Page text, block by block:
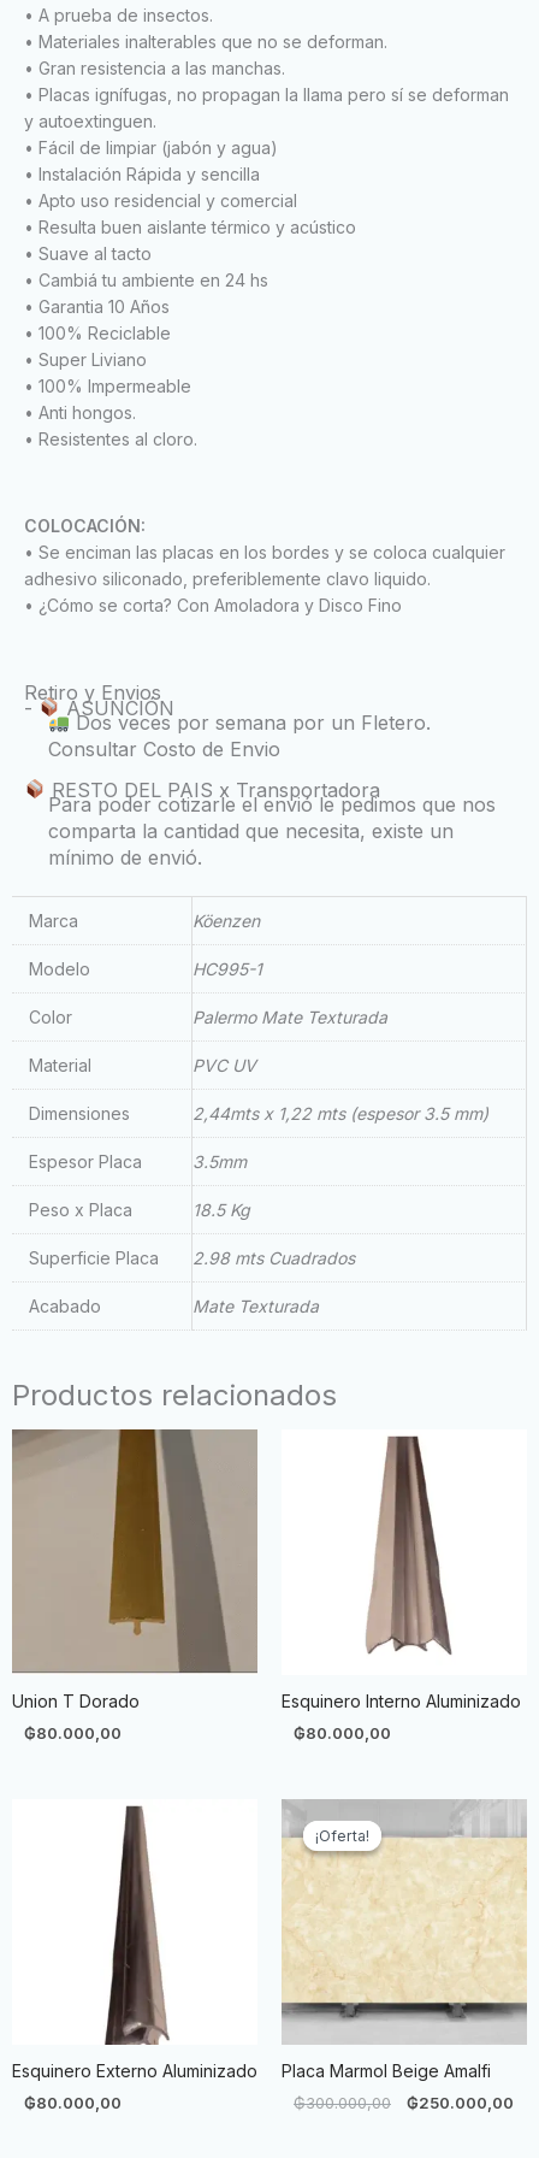
• A prueba de insectos.
• Materiales inalterables que no se deforman.
• Gran resistencia a las manchas.
• Placas ignífugas, no propagan la llama pero sí se deforman
y autoextinguen.
• Fácil de limpiar (jabón y agua)
• Instalación Rápida y sencilla
• Apto uso residencial y comercial
• Resulta buen aislante térmico y acústico
• Suave al tacto
• Cambiá tu ambiente en 24 hs
• Garantia 10 Años
• 100% Reciclable
• Super Liviano
• 100% Impermeable
• Anti hongos.
• Resistentes al cloro.
COLOCACIÓN:
• Se enciman las placas en los bordes y se coloca cualquier
adhesivo siliconado, preferiblemente clavo liquido.
• ¿Cómo se corta? Con Amoladora y Disco Fino
Retiro y Envios
- ASUNCIÓN
Dos veces por semana por un Fletero.
Consultar Costo de Envio
RESTO DEL PAIS x Transportadora
Para poder cotizarle el envió le pedimos que nos
comparta la cantidad que necesita, existe un
mínimo de envió.
Marca Köenzen
Modelo HC995-1
Color Palermo Mate Texturada
Material PVC UV
Dimensiones 2,44mts x 1,22 mts (espesor 3.5 mm)
Espesor Placa 3.5mm
Peso x Placa 18.5 Kg
Superficie Placa 2.98 mts Cuadrados
Acabado Mate Texturada
Productos relacionados
Union T Dorado
₲80.000,00
Esquinero Interno Aluminizado
₲80.000,00
Esquinero Externo Aluminizado
₲80.000,00
¡Oferta!
¡Oferta!
Placa Marmol Beige Amalfi
₲300.000,00
original
era:
₲300.000,00.
₲250.000,00
es: